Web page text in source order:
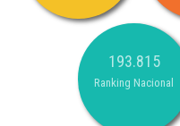
193.815
Ranking Nacional